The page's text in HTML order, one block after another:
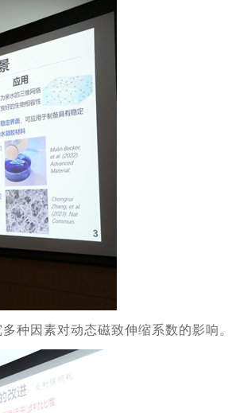
种因素对动态磁致伸缩系数的影响。